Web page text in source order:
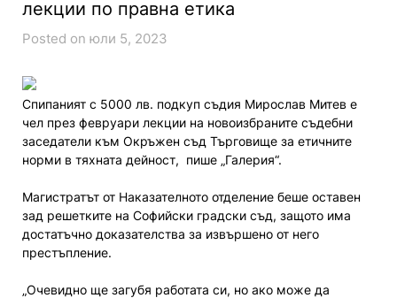
лекции по правна етика
Posted on юли 5, 2023
Спипаният с 5000 лв. подкуп съдия Мирослав Митев е
чел през февруари лекции на новоизбраните съдебни
заседатели към Окръжен съд Търговище за етичните
норми в тяхната дейност, пише „Галерия“.
Магистратът от Наказателното отделение беше оставен
зад решетките на Софийски градски съд, защото има
достатъчно доказателства за извършено от него
престъпление.
„Очевидно ще загубя работата си, но ако може да